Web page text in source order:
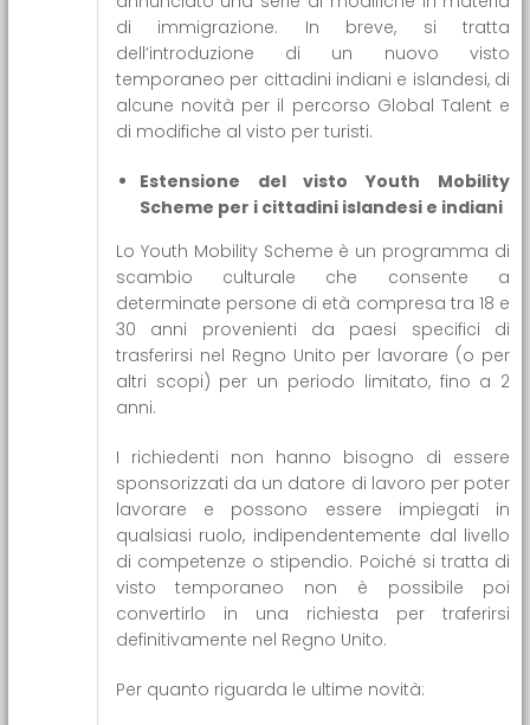
di immigrazione. In breve, si tratta
dell’introduzione di un nuovo visto
temporaneo per cittadini indiani e islandesi, di
alcune novità per il percorso Global Talent e
di modifiche al visto per turisti.
Estensione del visto Youth Mobility
Scheme per i cittadini islandesi e indiani
Lo Youth Mobility Scheme è un programma di
scambio culturale che consente a
determinate persone di età compresa tra 18 e
30 anni provenienti da paesi specifici di
trasferirsi nel Regno Unito per lavorare (o per
altri scopi) per un periodo limitato, fino a 2
anni.
I richiedenti non hanno bisogno di essere
sponsorizzati da un datore di lavoro per poter
lavorare e possono essere impiegati in
qualsiasi ruolo, indipendentemente dal livello
di competenze o stipendio. Poiché si tratta di
visto temporaneo non è possibile poi
convertirlo in una richiesta per traferirsi
definitivamente nel Regno Unito.
Per quanto riguarda le ultime novità: